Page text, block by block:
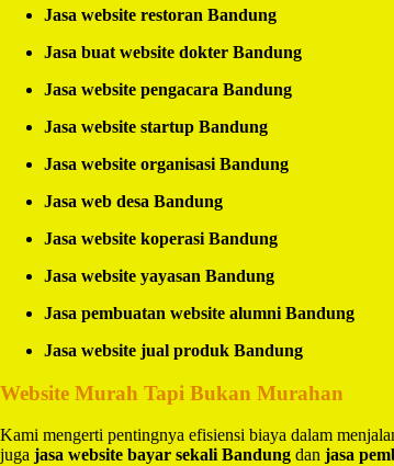
Jasa website restoran Bandung
Jasa buat website dokter Bandung
Jasa website pengacara Bandung
Jasa website startup Bandung
Jasa website organisasi Bandung
Jasa web desa Bandung
Jasa website koperasi Bandung
Jasa website yayasan Bandung
Jasa pembuatan website alumni Bandung
Jasa website jual produk Bandung
Website Murah Tapi Bukan Murahan
Kami mengerti pentingnya efisiensi biaya dalam
juga jasa website bayar sekali Bandung dan jasa